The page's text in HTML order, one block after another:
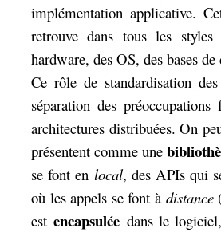
implémentation applicative.
retrouve dans tous les
hardware, des OS, des bases
Ce rôle de standardisation
séparation des
architectures distribuées. On
présentent comme une
se font en local, des APIs qui
où les appels se font à distance
estencapsulée dans le